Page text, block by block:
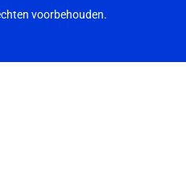
voorbehouden.